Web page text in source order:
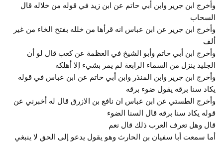
وأخرج ابن جرير وابن أبي حاتم عن ابن زيد في قوله من خلاله قال
السحاب
وأخرج ابن جرير عن ابن عباس انه قرأها من خلله بفتح الخاء من غير
ألف
وأخرج ابن أبي حاتم وأبو الشيخ في العظمة عن كعب قال لو أن
الجليد ينزل من السماء الرابعة لم يمر بشيء إلا أهلكه
وأخرج ابن جرير وابن المنذر وابن أبي حاتم عن ابن عباس في قوله
يكاد سنا برقه يقول ضوء برقه
وأخرج الطستي عن ابن عباس ان نافع بن الازرق قال له أخبرني عن
قوله يكاد سنا برقه قال السنا الضوء
قال وهل تعرف العرب ذلك قال نعم
أما سمعت أبا سفيان بن الحارث وهو يقول يدعو إلى الحق لا ينبغي